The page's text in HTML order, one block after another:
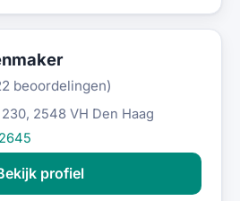
beoordelingen)
2548 VH Den Haag
profiel